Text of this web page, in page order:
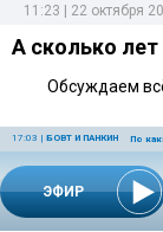
ЭФИР
17:03 | БОВТ И ПАНКИН По
11:23 | 22 октября
А сколько
Обсуждаем